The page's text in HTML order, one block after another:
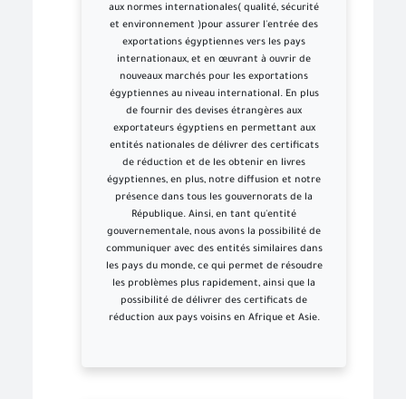
aux normes internationales( qualité, sécurité
et environnement )pour assurer l'entrée des
exportations égyptiennes vers les pays
internationaux, et en œuvrant à ouvrir de
nouveaux marchés pour les exportations
égyptiennes au niveau international. En plus
de fournir des devises étrangères aux
exportateurs égyptiens en permettant aux
entités nationales de délivrer des certificats
de réduction et de les obtenir en livres
égyptiennes, en plus, notre diffusion et notre
présence dans tous les gouvernorats de la
République. Ainsi, en tant qu'entité
gouvernementale, nous avons la possibilité de
communiquer avec des entités similaires dans
les pays du monde, ce qui permet de résoudre
les problèmes plus rapidement, ainsi que la
possibilité de délivrer des certificats de
réduction aux pays voisins en Afrique et Asie.